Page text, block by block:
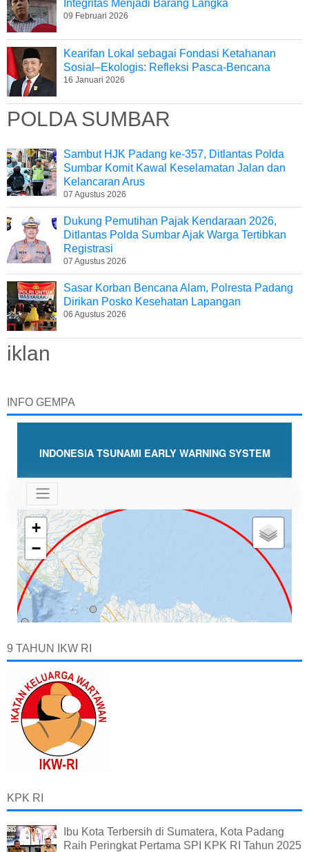
Integritas Menjadi Barang Langka
09 Februari 2026
Kearifan Lokal sebagai Fondasi Ketahanan
Sosial–Ekologis: Refleksi Pasca-Bencana
16 Januari 2026
POLDA SUMBAR
Sambut HJK Padang ke-357, Ditlantas Polda
Sumbar Komit Kawal Keselamatan Jalan dan
Kelancaran Arus
07 Agustus 2026
Dukung Pemutihan Pajak Kendaraan 2026,
Ditlantas Polda Sumbar Ajak Warga Tertibkan
Registrasi
07 Agustus 2026
Sasar Korban Bencana Alam, Polresta Padang
Dirikan Posko Kesehatan Lapangan
06 Agustus 2026
iklan
INFO GEMPA
9 TAHUN IKW RI
KPK RI
Ibu Kota Terbersih di Sumatera, Kota Padang
Raih Peringkat Pertama SPI KPK RI Tahun 2025